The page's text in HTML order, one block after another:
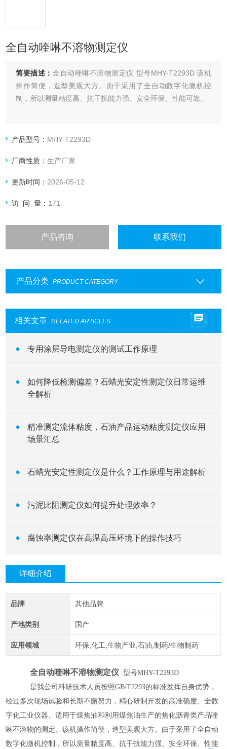
全自动喹啉不溶物测定仪
简要描述： 全自动喹啉不溶物测定仪 型号MHY-T2293D 该机
操作简便，造型美观大方。由于采用了全自动数字化微机控
制，所以测量精度高、抗干扰能力强、安全环保、性能可靠。
产品型号： MHY-T2293D
厂商性质：生产厂家
更新时间： 2026-05-12
访 问 量： 171
产品咨询 联系我们
产品分类 PRODUCT CATEGORY
相关文章 RELATED ARTICLES
专用涂层导电测定仪的测试工作原理
如何降低检测偏差？石蜡光安定性测定仪日常运维
全解析
精准测定流体粘度，石油产品运动粘度测定仪应用
场景汇总
石蜡光安定性测定仪是什么？工作原理与用途解析
污泥比阻测定仪如何提升处理效率？
腐蚀率测定仪在高温高压环境下的操作技巧
详细介绍
品牌 其他品牌
产地类别 国产
应用领域 环保,化工,生物产业,石油,制药/生物制药
全自动喹啉不溶物测定仪 型号MHY-T2293D
是我公司科研技术人员按照GB/T2293的标准发挥自身优势，
经过多次现场试验和长期不懈努力，精心研制开发的高准确度、全数
字化工业仪器。适用于煤焦油和利用煤焦油生产的焦化沥青类产品喹
啉不溶物的测定。该机操作简便，造型美观大方。由于采用了全自动
数字化微机控制，所以测量精度高、抗干扰能力强、安全环保、性能